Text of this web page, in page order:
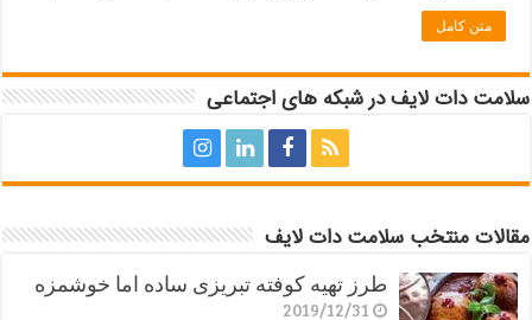
متن کامل
سلامت دات لایف در شبکه های اجتماعی
مقالات منتخب سلامت دات لایف
طرز تهیه کوفته تبریزی ساده اما خوشمزه
2019/12/31